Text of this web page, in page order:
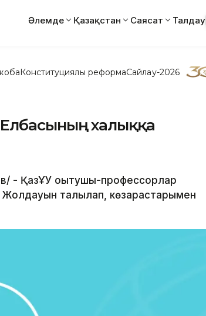
Әлемде Қазақстан Саясат Талдау
Конституциялық реформаСайлау-2026
халыққа
- ҚазҰУ оқытушы-профессорлар
талқылап, көзқарастарымен